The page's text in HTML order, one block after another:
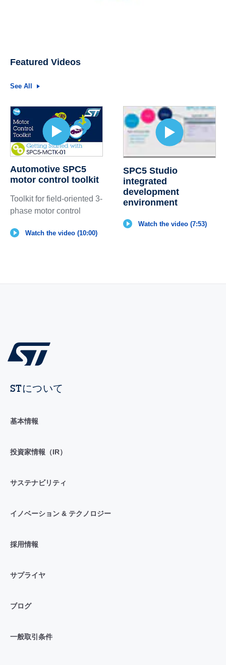
Featured Videos
See All
Automotive SPC5
motor control toolkit
Toolkit for field-oriented 3-
phase motor control
Watch the video (10:00)
SPC5 Studio
integrated
development
environment
Watch the video (7:53)
STについて
基本情報
投資家情報（IR）
サステナビリティ
イノベーション & テクノロジー
採用情報
サプライヤ
ブログ
一般取引条件